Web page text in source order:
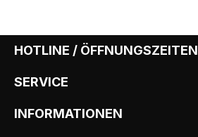
HOTLINE / ÖFFNUNGSZEITEN
SERVICE
INFORMATIONEN